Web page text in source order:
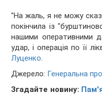
"На жаль, я не можу
покінчила із
нашими оперативними
удар, і операція по її
Луценко.
Джерело: Генеральна
Згадайте новину: